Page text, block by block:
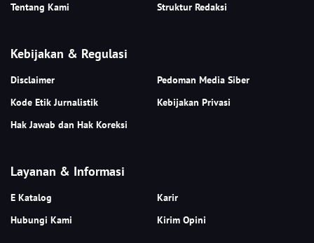
Tentang Kami Struktur Redaksi
Kebijakan & Regulasi
Disclaimer
Pedoman Media Siber
Kode Etik Jurnalistik
Kebijakan Privasi
Hak Jawab dan Hak Koreksi
Layanan & Informasi
E Katalog
Karir
Hubungi Kami
Kirim Opini